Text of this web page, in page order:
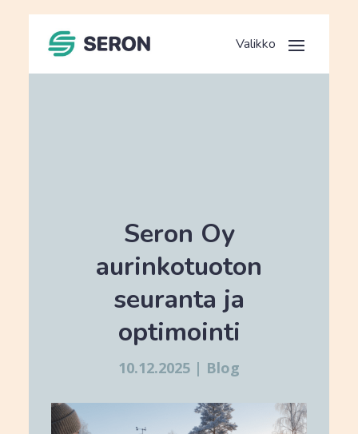
Seron Oy
aurinkotuoton
seuranta ja
optimointi
10.12.2025 | Blog